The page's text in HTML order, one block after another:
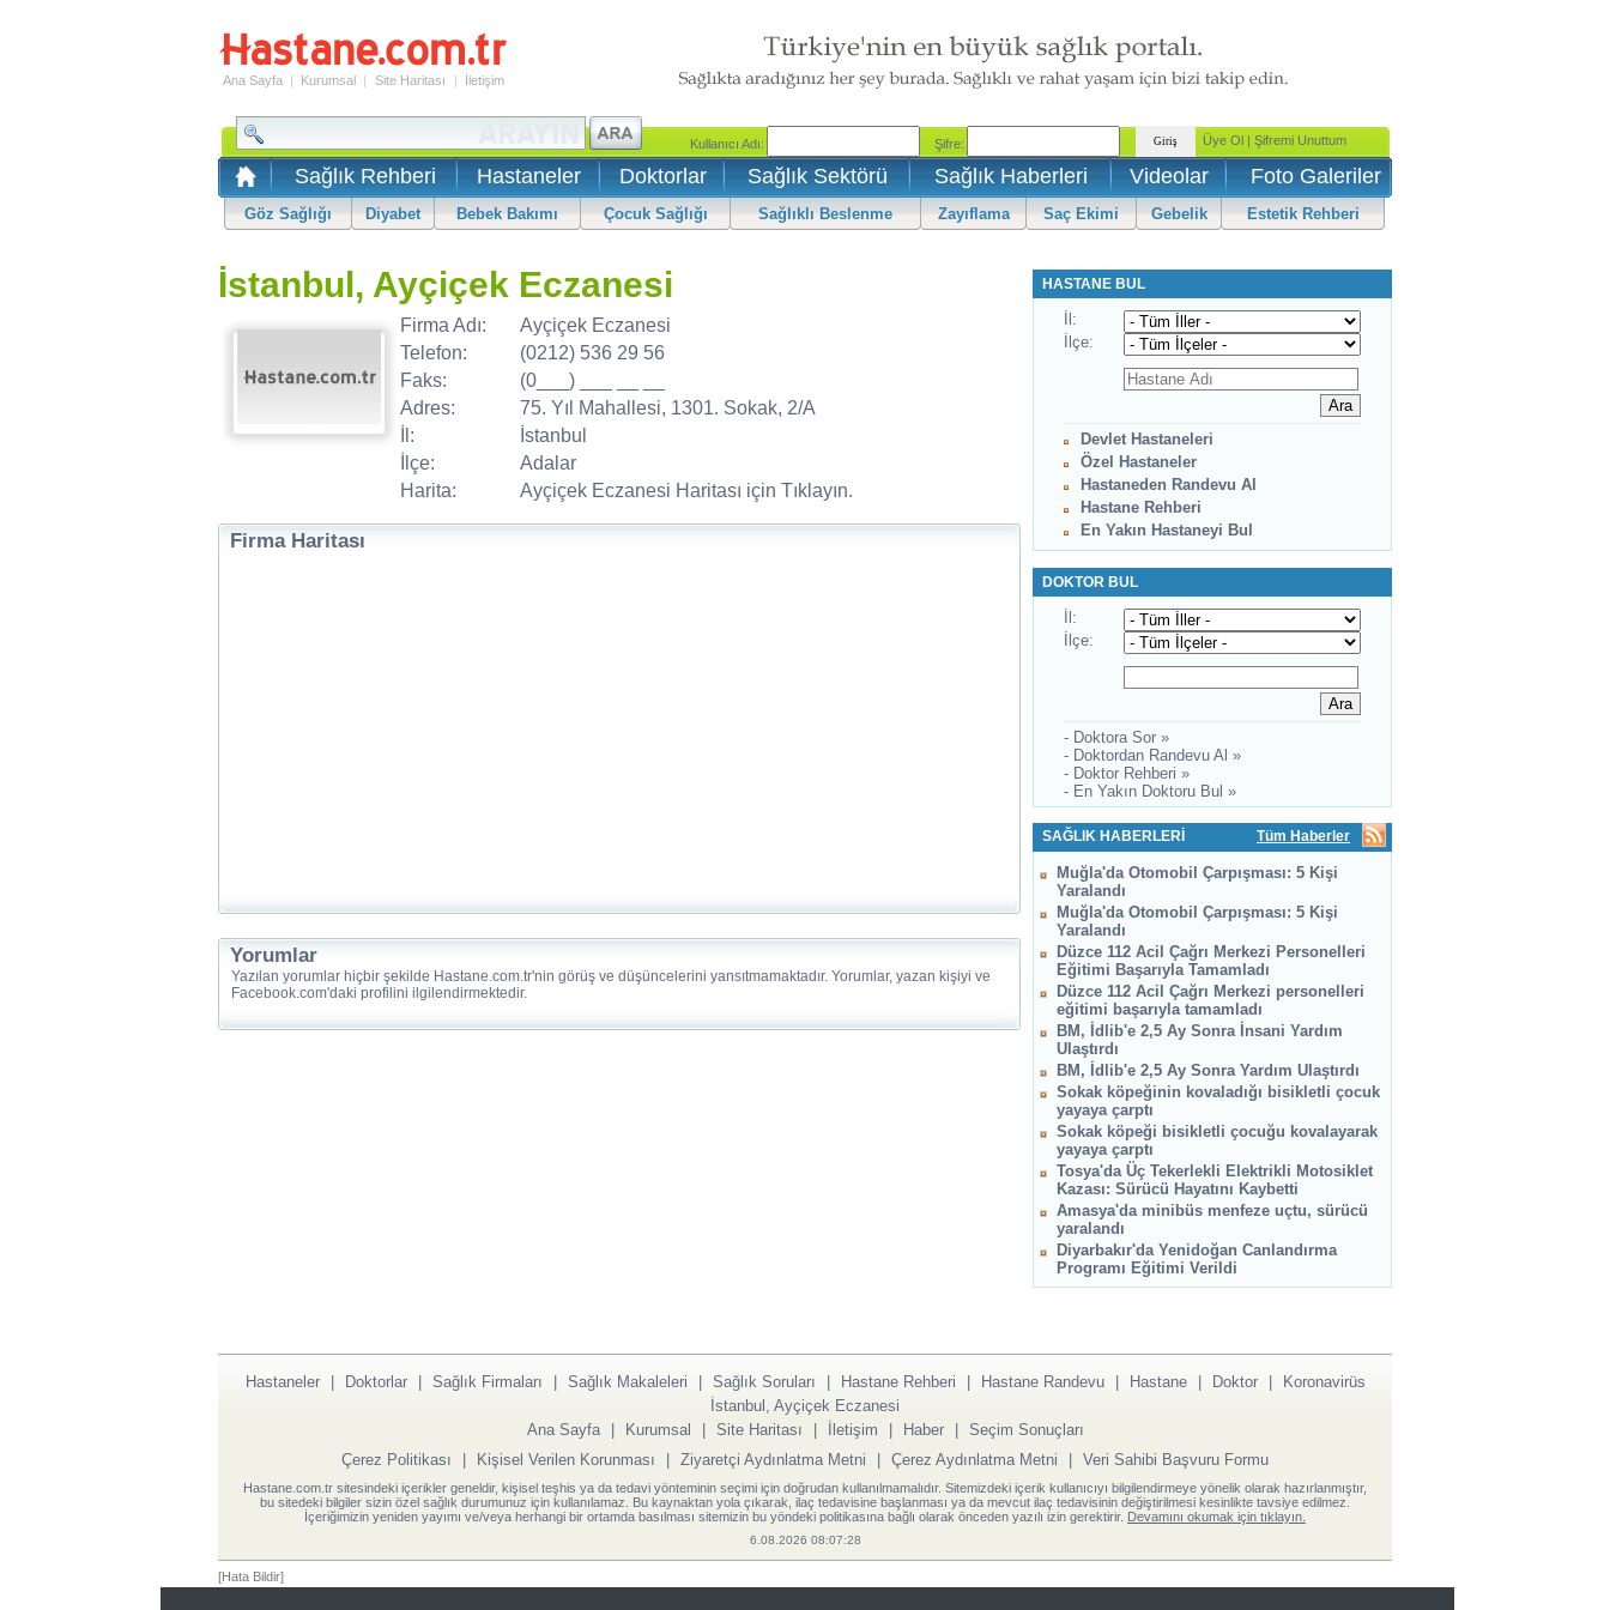
Ana Sayfa | Kurumsal | Site Haritası | İletişim
Sağlık Rehberi Hastaneler Doktorlar Sağlık Sektörü Sağlık Haberleri Videolar Foto Galeriler
Göz Sağlığı Diyabet Bebek Bakımı Çocuk Sağlığı Sağlıklı Beslenme Zayıflama Saç Ekimi Gebelik Estetik Rehberi
İstanbul, Ayçiçek Eczanesi
Firma Adı:
Ayçiçek Eczanesi
Telefon:
(0212) 536 29 56
Faks:
(0___) ___ __ __
Adres:
75. Yıl Mahallesi, 1301. Sokak, 2/A
İl:
İstanbul
İlçe:
Adalar
Harita:
Ayçiçek Eczanesi Haritası için Tıklayın.
Firma Haritası
Yorumlar
Yazılan yorumlar hiçbir şekilde Hastane.com.tr'nin görüş ve düşüncelerini yansıtmamaktadır. Yorumlar, yazan kişiyi ve
Facebook.com'daki profilini ilgilendirmektedir.
HASTANE BUL
İl:
İlçe:
Devlet Hastaneleri
Özel Hastaneler
Hastaneden Randevu Al
Hastane Rehberi
En Yakın Hastaneyi Bul
DOKTOR BUL
İl:
İlçe:
- Doktora Sor »
- Doktordan Randevu Al »
- Doktor Rehberi »
- En Yakın Doktoru Bul »
SAĞLIK HABERLERİ Tüm Haberler
Muğla'da Otomobil Çarpışması: 5 Kişi
Yaralandı
Muğla'da Otomobil Çarpışması: 5 Kişi
Yaralandı
Düzce 112 Acil Çağrı Merkezi Personelleri
Eğitimi Başarıyla Tamamladı
Düzce 112 Acil Çağrı Merkezi personelleri
eğitimi başarıyla tamamladı
BM, İdlib'e 2,5 Ay Sonra İnsani Yardım
Ulaştırdı
BM, İdlib'e 2,5 Ay Sonra Yardım Ulaştırdı
Sokak köpeğinin kovaladığı bisikletli çocuk
yayaya çarptı
Sokak köpeği bisikletli çocuğu kovalayarak
yayaya çarptı
Tosya'da Üç Tekerlekli Elektrikli Motosiklet
Kazası: Sürücü Hayatını Kaybetti
Amasya'da minibüs menfeze uçtu, sürücü
yaralandı
Diyarbakır'da Yenidoğan Canlandırma
Programı Eğitimi Verildi
Hastaneler | Doktorlar | Sağlık Firmaları | Sağlık Makaleleri | Sağlık Soruları | Hastane Rehberi | Hastane Randevu | Hastane | Doktor |
Koronavirüs
İstanbul, Ayçiçek Eczanesi
Ana Sayfa
| Kurumsal | Site Haritası | İletişim | Haber | Seçim Sonuçları
Çerez Politikası
| Kişisel Verilen Korunması | Ziyaretçi Aydınlatma Metni | Çerez Aydınlatma Metni | Veri Sahibi Başvuru Formu
Hastane.com.tr sitesindeki içerikler geneldir, kişisel teşhis ya da tedavi yönteminin seçimi için doğrudan kullanılmamalıdır. Sitemizdeki içerik kullanıcıyı bilgilendirmeye yönelik olarak hazırlanmıştır,
bu sitedeki bilgiler sizin özel sağlık durumunuz için kullanılamaz. Bu kaynaktan yola çıkarak, ilaç tedavisine başlanması ya da mevcut ilaç tedavisinin değiştirilmesi kesinlikte tavsiye edilmez.
İçeriğimizin yeniden yayımı ve/veya herhangi bir ortamda basılması sitemizin bu yöndeki politikasına bağlı olarak önceden yazılı izin gerektirir. Devamını okumak için tıklayın.
6.08.2026 08:07:28
[Hata Bildir]